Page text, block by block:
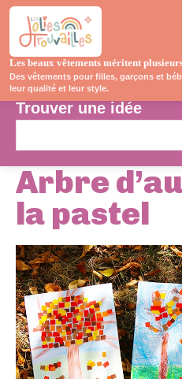
Trouver une idée
Arbre
la pastel
Les beaux vêtements méritent
Des vêtements pour filles, garçons et
leur qualité et leur style.